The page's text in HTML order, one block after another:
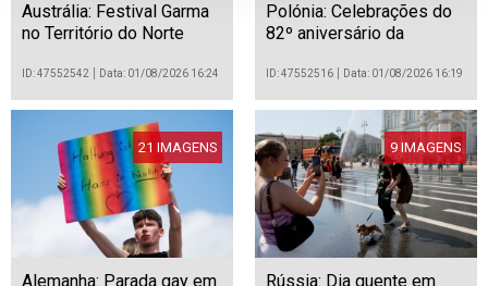
Austrália: Festival Garma
no Território do Norte
ID: 47552542 Data: 01/08/2026 16:24
Polónia: Celebrações do
82º aniversário da
ID: 47552516 Data: 01/08/2026 16:19
21 IMAGENS
Alemanha: Parada gay em
9 IMAGENS
Rússia: Dia quente em